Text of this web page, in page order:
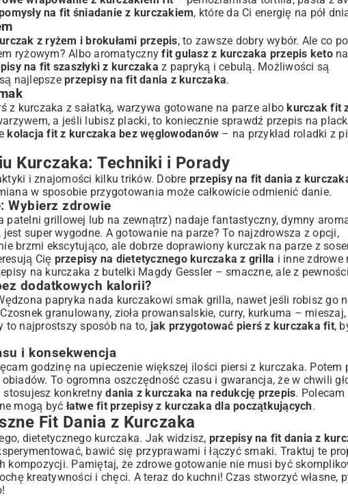
na fit śniadanie z kurczakiem, które da Ci energię na pół
z ryżem i brokułami przepis, to zawsze dobry wybór. Ale co
ryżowym? Albo aromatycznyfit gulasz z kurczaka przepis keto
na fit szaszłyki z kurczaka z papryką i cebulą. Możliwości są
najlepsze przepisy na fit dania z kurczaka.
z kurczaka z sałatką, warzywa gotowane na parze albokurczak fit
a jeśli lubisz placki, to koniecznie sprawdź przepis na
kolacja fit z kurczaka bez węglowodanów – na przykład roladki z
Kurczaka: Techniki i Porady
i znajomości kilku trików. Dobre przepisy na fit dania z
w sposobie przygotowania może całkowicie odmienić danie.
Wybierz zdrowie
grillowej lub na zewnątrz) nadaje fantastyczny, dymny
super wygodne. A gotowanie na parze? To najzdrowsza z opcji,
brzmi ekscytująco, ale dobrze doprawiony kurczak na parze z
Cię przepisy na dietetycznego kurczaka z grilla i inne zdrowe
na kurczaka z butelki Magdy Gessler– smaczne, ale z
dodatkowych kalorii?
papryka nada kurczakowi smak grilla, nawet jeśli robisz go
granulowany, zioła prowansalskie, curry, kurkuma –
to najprostszy sposób na to, jak przygotować pierś z kurczaka fit,
i konsekwencja
godzinę na upieczenie większej ilości piersi z kurczaka. Potem
To ogromna oszczędność czasu i gwarancja, że w chwili
stosujesz konkretnydania z kurczaka na redukcję przepis.
mogą być łatwe fit przepisy z kurczaka dla początkujących.
Fit Dania z Kurczaka
dietetycznego kurczaka. Jak widzisz, przepisy na fit dania z
bawić się przyprawami i łączyć smaki. Traktuj te
kompozycji. Pamiętaj, że zdrowe gotowanie nie musi być
kreatywności i chęci. A teraz do kuchni! Czas stworzyć własne,